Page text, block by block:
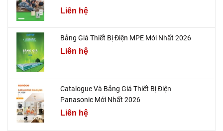
Liên hệ
Bảng Giá Thiết Bị Điện MPE Mới Nhất 2026
Liên hệ
Catalogue Và Bảng Giá Thiết Bị Điện
Panasonic Mới Nhất 2026
Liên hệ